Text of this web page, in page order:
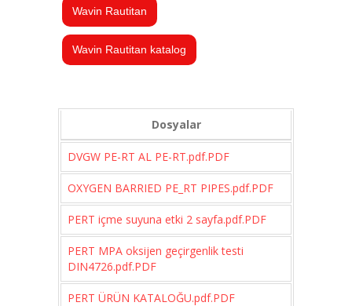
Wavin Rautitan
Wavin Rautitan katalog
Dosyalar
DVGW PE-RT AL PE-RT.pdf.PDF
OXYGEN BARRIED PE_RT PIPES.pdf.PDF
PERT içme suyuna etki 2 sayfa.pdf.PDF
PERT MPA oksijen geçirgenlik testi
DIN4726.pdf.PDF
PERT ÜRÜN KATALOĞU.pdf.PDF